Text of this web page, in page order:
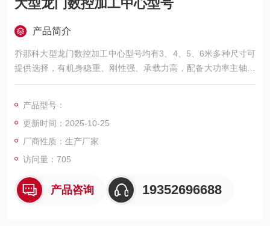
大型龙门数控加工中心型号
产品简介
乔那科大型龙门数控加工中心型号均有3、4、5、6米多种尺寸可
提供选择，有机身稳重、刚性强、承载力高，配备大功率主轴系
统与高精度丝杠导轨，可实现高效重型切削并保持性能稳定。适
业的大型结构件加工，可完成铣、钻、镗、扩、铰、锪、攻丝及
多面复合加工。支持定制化设计，可根据客户工件尺寸、加工工
艺及装夹方式进行方案匹配。
产品型号：
更新时间：2025-10-25
厂商性质：生产厂家
访问量：705
产品咨询 19352696688